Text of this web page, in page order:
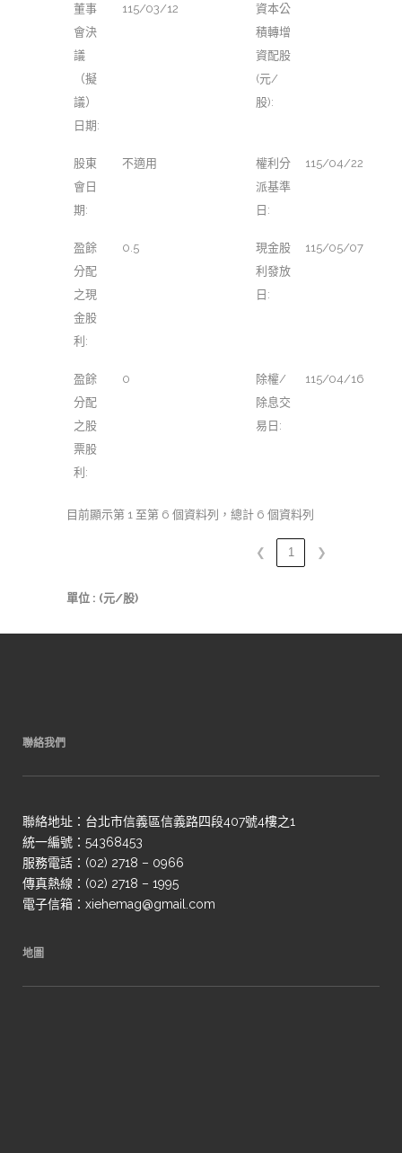
董事
會決
議
（擬
議）
日期:
115/03/12
資本公
積轉增
資配股
(元/
股):
股東
會日
期:
不適用
權利分
派基準
日:
115/04/22
盈餘
分配
之現
金股
利:
0.5
現金股
利發放
日:
115/05/07
盈餘
分配
之股
票股
利:
0
除權/
除息交
易日:
115/04/16
目前顯示第 1 至第 6 個資料列，總計 6 個資料列
❮ 1 ❯
單位 : (元/股)
聯絡我們
聯絡地址：台北市信義區信義路四段407號4樓之1
統一編號：54368453
服務電話：(02) 2718 – 0966
傳真熱線：(02) 2718 – 1995
電子信箱：xiehemag@gmail.com
地圖